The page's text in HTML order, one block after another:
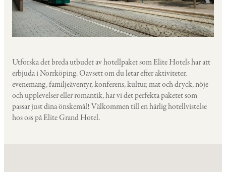
Utforska det breda utbudet av hotellpaket som Elite Hotels har att
erbjuda i Norrköping. Oavsett om du letar efter aktiviteter,
evenemang, familjeäventyr, konferens, kultur, mat och dryck, nöje
och upplevelser eller romantik, har vi det perfekta paketet som
passar just dina önskemål! Välkommen till en härlig hotellvistelse
hos oss på Elite Grand Hotel.